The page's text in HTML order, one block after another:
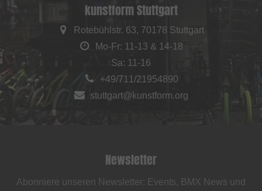
kunstform Stuttgart
Rotebühlstr. 63, 70178 Stuttgart
Mo-Fr: 11-13 & 14-18
Sa: 11-16
+49/711/21954890
stuttgart@kunstform.org
Newsletter
Abonniere unseren Newsletter: Events, BMX News und